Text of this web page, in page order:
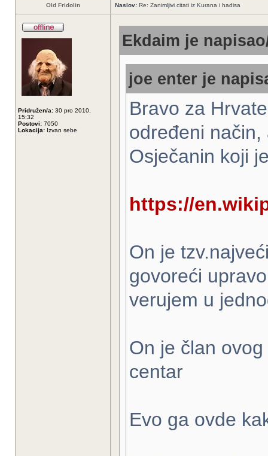
Old Fridolin Naslov: Re: Zanimljivi citati iz Kurana i hadisa
Pridružen/a: 30 pro 2010,
15:32
Postovi: 7050
Lokacija: Izvan sebe
Ekdaim je
joe enter je
Bravo za
određeni
Osječanin koji
https://
On je
govoreći
verujem u
On je član
centar
Evo ga ovde